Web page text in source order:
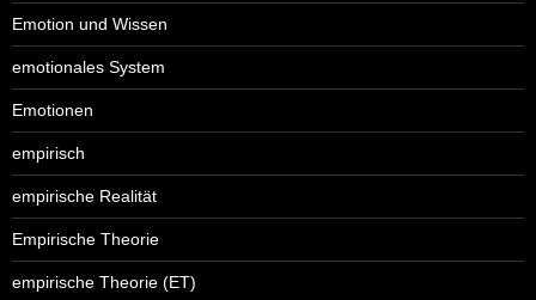
Emotion und Wissen
emotionales System
Emotionen
empirisch
empirische Realität
Empirische Theorie
empirische Theorie (ET)